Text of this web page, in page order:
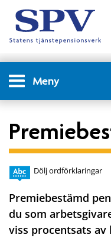
Meny
Dölj ordförklaringar
Premiebestämd
du som
viss procentsats av